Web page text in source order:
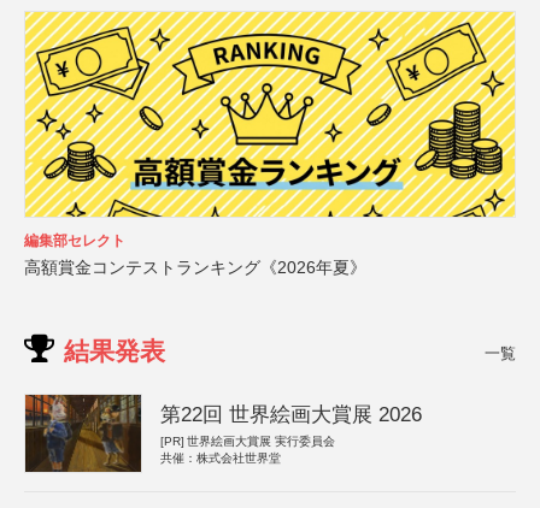
編集部セレクト
高額賞金コンテストランキング《2026年夏》
結果発表 一覧
第22回 世界絵画大賞展 2026
[PR] 世界絵画大賞展 実行委員会
共催：株式会社世界堂